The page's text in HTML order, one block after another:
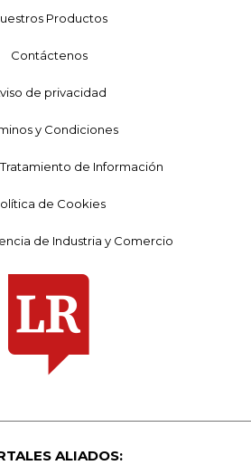
Productos
Contáctenos
de privacidad
y Condiciones
de Información
de Cookies
de Industria y Comercio
ALIADOS: